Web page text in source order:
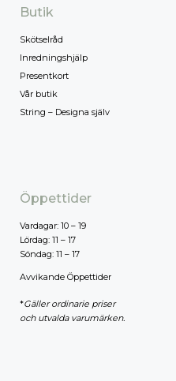
Butik
Skötselråd
Inredningshjälp
Presentkort
Vår butik
String – Designa själv
Öppettider
Vardagar: 10 – 19
Lördag: 11 – 17
Söndag: 11 – 17
Avvikande Öppettider
*Gäller ordinarie priser
och utvalda varumärken.